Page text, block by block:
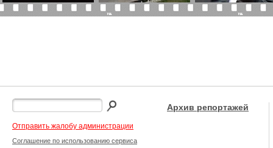
Отправить жалобу администрации
Соглашение по использованию сервиса
Архив репортажей